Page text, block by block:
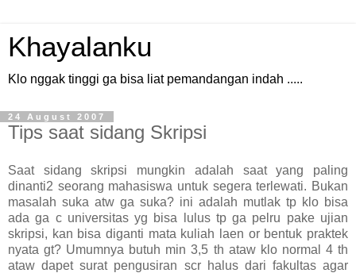
Khayalanku
Klo nggak tinggi ga bisa liat pemandangan indah .....
24 August 2007
Tips saat sidang Skripsi
Saat sidang skripsi mungkin adalah saat yang paling
dinanti2 seorang mahasiswa untuk segera terlewati. Bukan
masalah suka atw ga suka? ini adalah mutlak tp klo bisa
ada ga c universitas yg bisa lulus tp ga pelru pake ujian
skripsi, kan bisa diganti mata kuliah laen or bentuk praktek
nyata gt? Umumnya butuh min 3,5 th ataw klo normal 4 th
ataw dapetsuratpengusiran scr halus dari fakultas agar